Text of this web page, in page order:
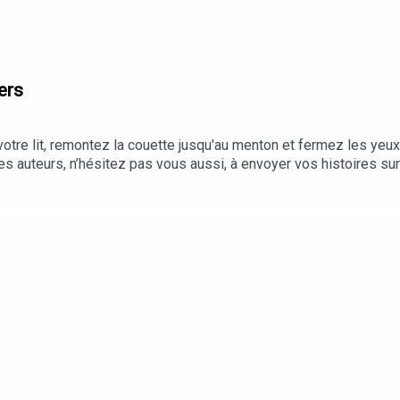
lit, remontez la couette jusqu'au menton et fermez les
auteurs, n’hésitez pas vous aussi, à envoyer vos histoires
nousDiscordInstagram | FacebookYouTube |
à nos nouveaux patrons : Kasumi, Marie, Julie,